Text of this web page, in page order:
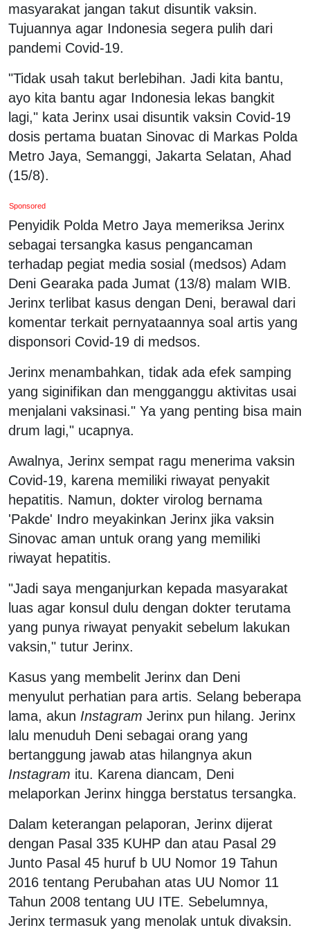
masyarakat jangan takut disuntik vaksin.
Tujuannya agar Indonesia segera pulih dari
pandemi Covid-19.
"Tidak usah takut berlebihan. Jadi kita bantu,
ayo kita bantu agar Indonesia lekas bangkit
lagi," kata Jerinx usai disuntik vaksin Covid-19
dosis pertama buatan Sinovac di Markas Polda
Metro Jaya, Semanggi, Jakarta Selatan, Ahad
(15/8).
Sponsored
Penyidik Polda Metro Jaya memeriksa Jerinx
sebagai tersangka kasus pengancaman
terhadap pegiat media sosial (medsos) Adam
Deni Gearaka pada Jumat (13/8) malam WIB.
Jerinx terlibat kasus dengan Deni, berawal dari
komentar terkait pernyataannya soal artis yang
disponsori Covid-19 di medsos.
Jerinx menambahkan, tidak ada efek samping
yang siginifikan dan mengganggu aktivitas usai
menjalani vaksinasi." Ya yang penting bisa main
drum lagi," ucapnya.
Awalnya, Jerinx sempat ragu menerima vaksin
Covid-19, karena memiliki riwayat penyakit
hepatitis. Namun, dokter virolog bernama
'Pakde' Indro meyakinkan Jerinx jika vaksin
Sinovac aman untuk orang yang memiliki
riwayat hepatitis.
"Jadi saya menganjurkan kepada masyarakat
luas agar konsul dulu dengan dokter terutama
yang punya riwayat penyakit sebelum lakukan
vaksin," tutur Jerinx.
Kasus yang membelit Jerinx dan Deni
menyulut perhatian para artis. Selang beberapa
lama, akun Instagram Jerinx pun hilang. Jerinx
lalu menuduh Deni sebagai orang yang
bertanggung jawab atas hilangnya akun
Instagram itu. Karena diancam, Deni
melaporkan Jerinx hingga berstatus tersangka.
Dalam keterangan pelaporan, Jerinx dijerat
dengan Pasal 335 KUHP dan atau Pasal 29
Junto Pasal 45 huruf b UU Nomor 19 Tahun
2016 tentang Perubahan atas UU Nomor 11
Tahun 2008 tentang UU ITE. Sebelumnya,
Jerinx termasuk yang menolak untuk divaksin.